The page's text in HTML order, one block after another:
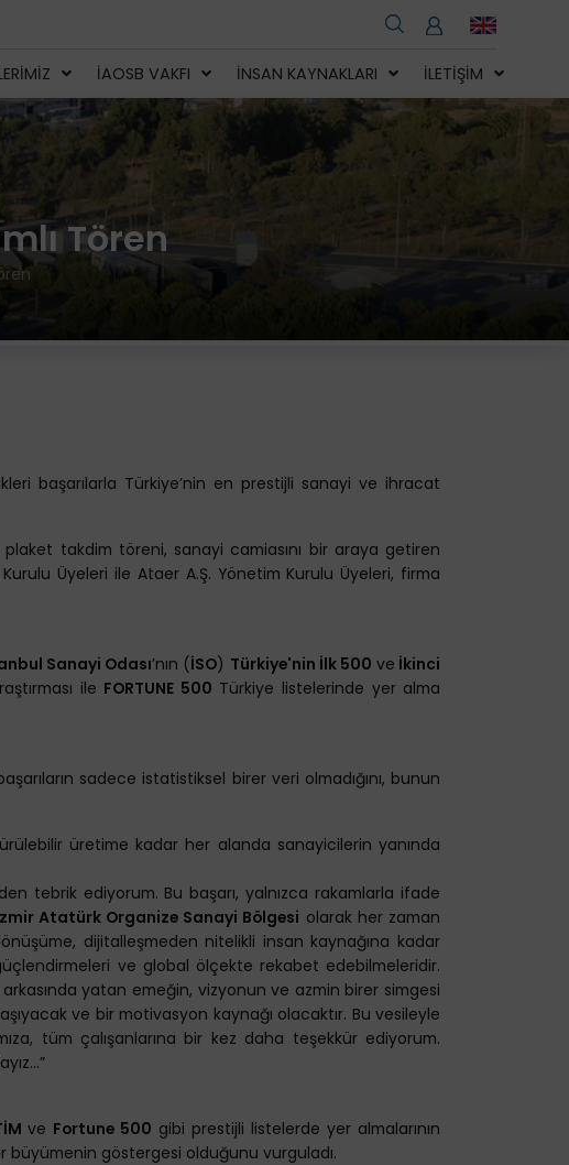
İAOSB VAKFI İNSAN KAYNAKLARI İLETIŞIM
Tören
başarılarla Türkiye’nin en prestijli sanayi ve ihracat
plaket takdim töreni, sanayi camiasını bir araya getiren
Üyeleri ile Ataer A.Ş. Yönetim Kurulu Üyeleri, firma
Sanayi Odası’nın (İSO) Türkiye'nin İlk 500 ve İkinci
ile FORTUNE 500 Türkiye listelerinde yer alma
sadece istatistiksel birer veri olmadığını, bunun
üretime kadar her alanda sanayicilerin yanında
tebrik ediyorum. Bu başarı, yalnızca rakamlarla ifade
Atatürk Organize Sanayi Bölgesi olarak her zaman
dijitalleşmeden nitelikli insan kaynağına kadar
ve global ölçekte rekabet edebilmeleridir.
yatan emeğin, vizyonun ve azmin birer simgesi
ve bir motivasyon kaynağı olacaktır. Bu vesileyle
tüm çalışanlarına bir kez daha teşekkür ediyorum.
ve Fortune 500 gibi prestijli listelerde yer almalarının
büyümenin göstergesi olduğunu vurguladı.